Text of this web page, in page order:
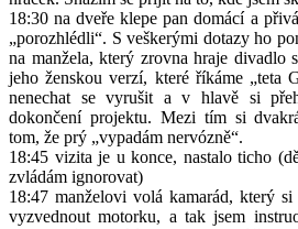
18:30 na dveře klepe pan domácí a
„porozhlédli“. S veškerými dotazy ho
na manžela, který zrovna hraje divadlo
jeho ženskou verzí, které říkáme „teta
nenechat se vyrušit a v hlavě si
dokončení projektu. Mezi tím si
tom, že prý „vypadám nervózně“.
18:45 vizita je u konce, nastalo ticho
zvládám ignorovat)
18:47 manželovi volá kamarád, který
vyzvednout motorku, a tak jsem